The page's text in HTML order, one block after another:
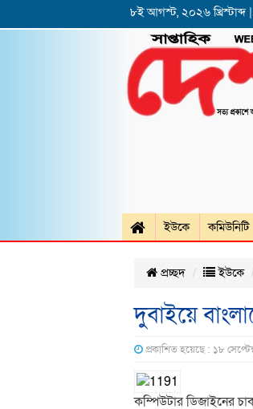
৮ই আগস্ট, ২০২৬ খ্রিস্টাব্দ
ইউকে কমিউনিটি
প্রচ্ছদ ইউকে
দুবাইয়ে
প্রকাশিত হয়েছে : ১৮
কম্পিউটার ডিজাইনের